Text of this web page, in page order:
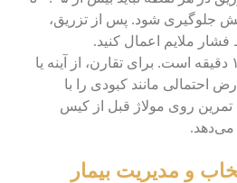
پخش جلوگیری شود. پس از تزریق،
ملایم اعمال کنید.
زمان تزریق حدود ۱۰ تا ۱۵ دقیقه است. برای تقارن، از آینه یا
احتمالی مانند کبودی را با
روی مولاژ قبل از کیس
می‌دهد.
و مدیریت بیمار